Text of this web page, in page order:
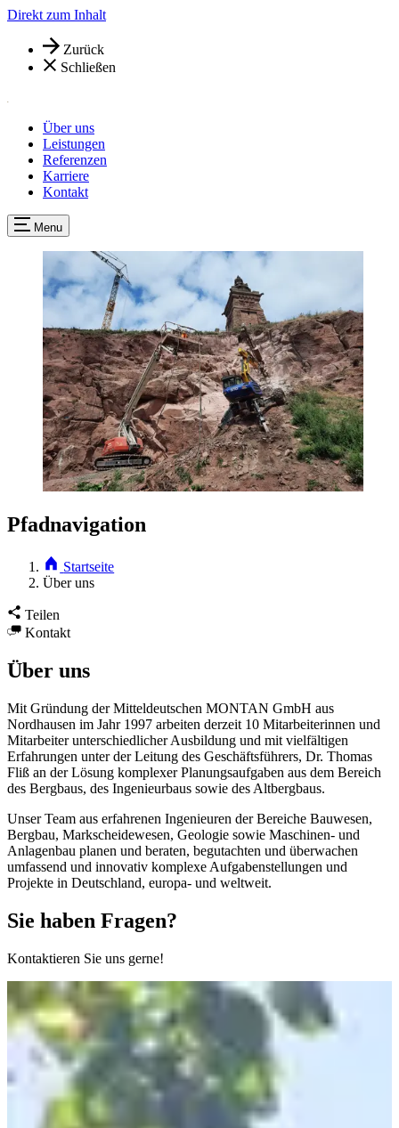
Direkt zum Inhalt
Zurück
Schließen
Über uns
Leistungen
Referenzen
Karriere
Kontakt
Menu
Pfadnavigation
Startseite
Über uns
Teilen
Kontakt
Über uns
Mit Gründung der Mitteldeutschen MONTAN GmbH aus
Nordhausen im Jahr 1997 arbeiten derzeit 10 Mitarbeiterinnen und
Mitarbeiter unterschiedlicher Ausbildung und mit vielfältigen
Erfahrungen unter der Leitung des Geschäftsführers, Dr. Thomas
Fliß an der Lösung komplexer Planungsaufgaben aus dem Bereich
des Bergbaus, des Ingenieurbaus sowie des Altbergbaus.
Unser Team aus erfahrenen Ingenieuren der Bereiche Bauwesen,
Bergbau, Markscheidewesen, Geologie sowie Maschinen- und
Anlagenbau planen und beraten, begutachten und überwachen
umfassend und innovativ komplexe Aufgabenstellungen und
Projekte in Deutschland, europa- und weltweit.
Sie haben Fragen?
Kontaktieren Sie uns gerne!